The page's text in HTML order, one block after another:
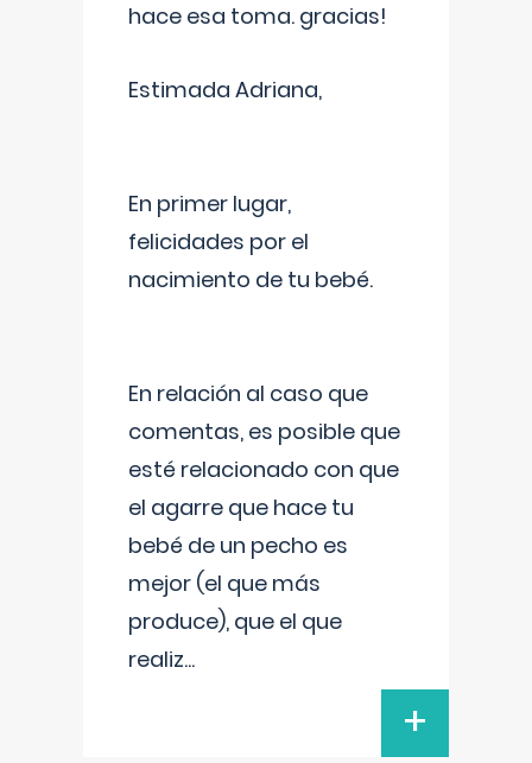
hace esa toma. gracias!
Estimada Adriana,
En primer lugar,
felicidades por el
nacimiento de tu bebé.
En relación al caso que
comentas, es posible que
esté relacionado con que
el agarre que hace tu
bebé de un pecho es
mejor (el que más
produce), que el que
realiz...
+